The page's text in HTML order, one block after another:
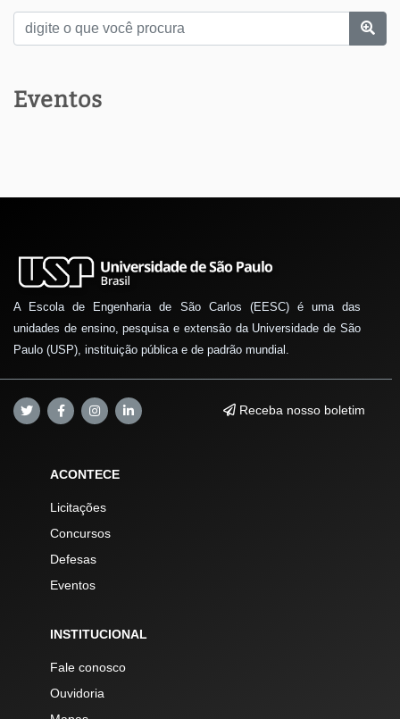
Eventos
A Escola de Engenharia de São Carlos (EESC) é uma das
unidades de ensino, pesquisa e extensão da Universidade de São
Paulo (USP), instituição pública e de padrão mundial.
Receba nosso boletim
ACONTECE
Licitações
Concursos
Defesas
Eventos
INSTITUCIONAL
Fale conosco
Ouvidoria